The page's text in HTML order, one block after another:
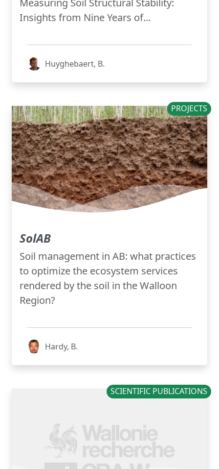
Measuring Soil Structural Stability:
Insights from Nine Years of...
Huyghebaert, B.
PROJECTS
SolAB
Soil management in AB: what practices
to optimize the ecosystem services
rendered by the soil in the Walloon
Region?
Hardy, B.
SCIENTIFIC PUBLICATIONS